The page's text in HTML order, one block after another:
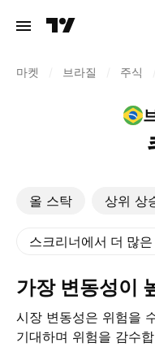
마켓 브라질 주식
올 스탁 상위 상
스크리너에서 더 많
가장 변동성이
시장 변동성은 위험을
기대하며 위험을 감수